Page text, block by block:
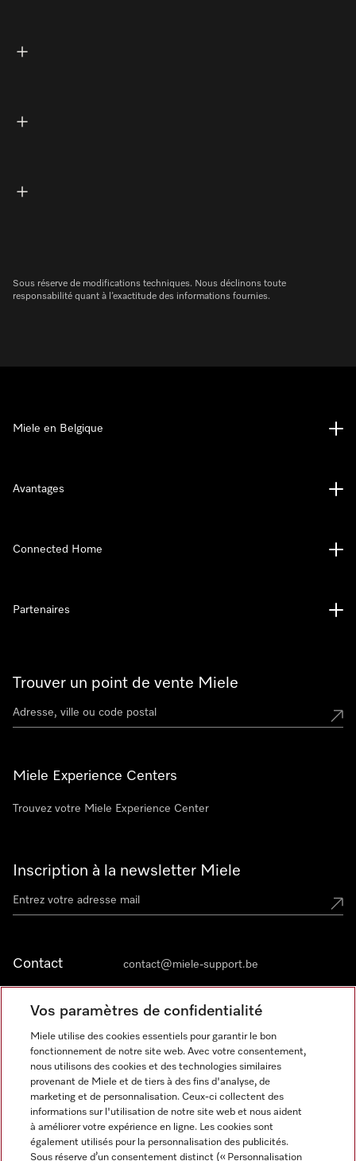
Sous réserve de modifications techniques. Nous déclinons toute
responsabilité quant à l’exactitude des informations fournies.
Trouver un point de vente Miele
Miele Experience Centers
Trouvez votre Miele Experience Center
Inscription à la newsletter Miele
Contact contact@miele-support.be
Langue
FRANÇAIS
Miele en Belgique
Avantages
Connected Home
Partenaires
Miele sur Facebook
Miele sur Youtube
Miele sur Instagram
Miele sur Pinterest
Vos paramètres de confidentialité
Miele utilise des cookies essentiels pour garantir le bon
fonctionnement de notre site web. Avec votre consentement,
nous utilisons des cookies et des technologies similaires
provenant de Miele et de tiers à des fins d'analyse, de
marketing et de personnalisation. Ceux-ci collectent des
informations sur l'utilisation de notre site web et nous aident
à améliorer votre expérience en ligne. Les cookies sont
également utilisés pour la personnalisation des publicités.
Sous réserve d’un consentement distinct (« Personnalisation